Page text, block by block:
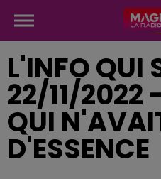
L'INFO QUI
22/11/2022
QUI
D'ESSENCE